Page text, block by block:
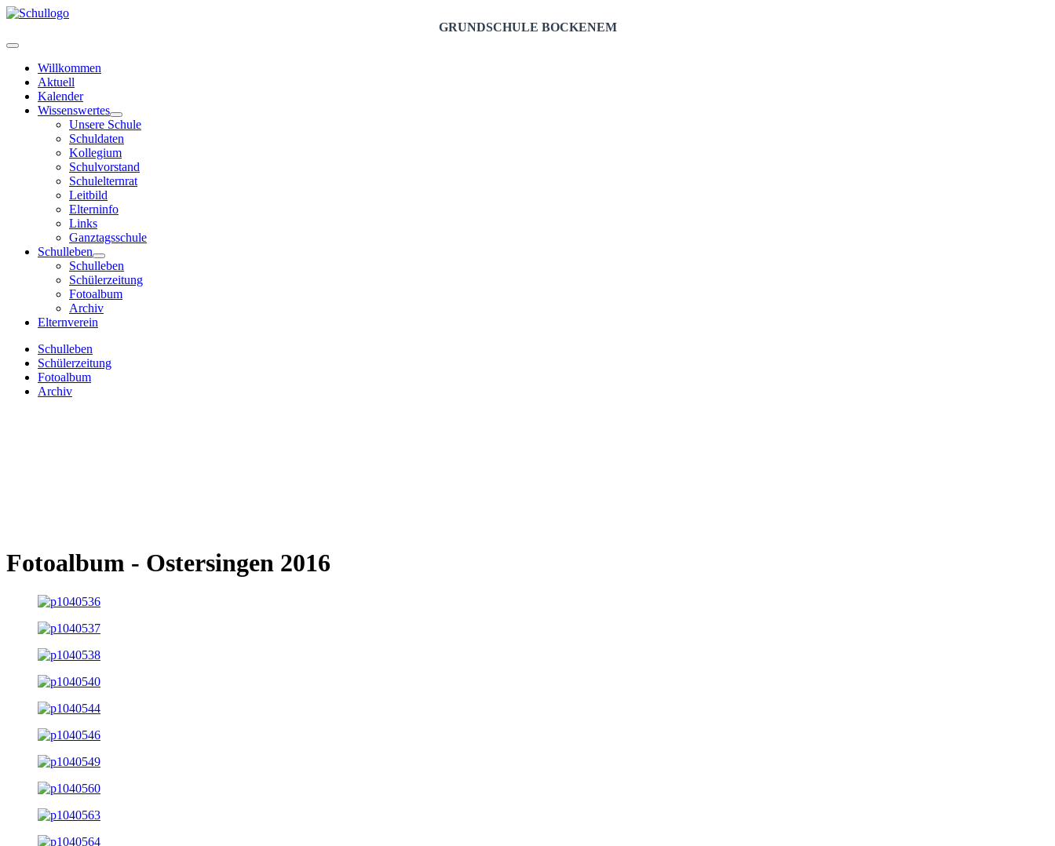
GRUNDSCHULE BOCKENEM
Willkommen
Aktuell
Kalender
Wissenswertes
Unsere Schule
Schuldaten
Kollegium
Schulvorstand
Schulelternrat
Leitbild
Elterninfo
Links
Ganztagsschule
Schulleben
Schulleben
Schülerzeitung
Fotoalbum
Archiv
Elternverein
Schulleben
Schülerzeitung
Fotoalbum
Archiv
Fotoalbum - Ostersingen 2016